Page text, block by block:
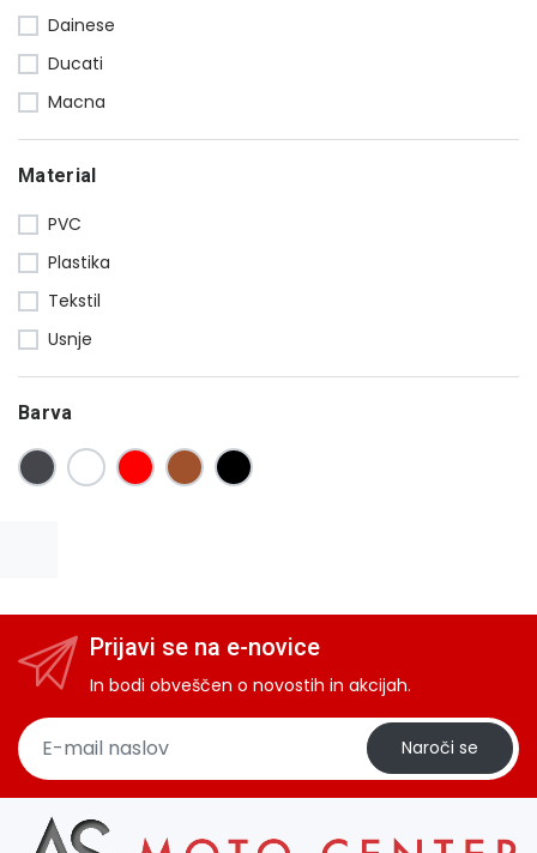
Dainese
Ducati
Macna
Material
PVC
Plastika
Tekstil
Usnje
Barva
Prijavi se na e-novice
In bodi obveščen o novostih in akcijah.
Naroči se